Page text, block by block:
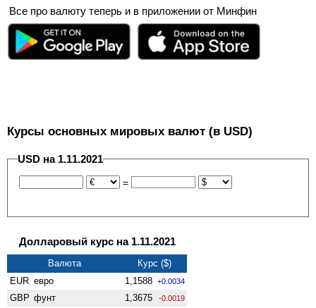
Все про валюту теперь и в приложении от Минфин
Курсы основных мировых валют (в USD)
USD на 1.11.2021
=
Долларовый курс на 1.11.2021
Валюта
Курс ($)
EUR евро 1,1588 +0.0034
GBP фунт 1,3675 -0.0019